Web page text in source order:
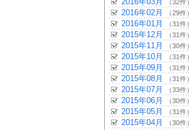
（32件）
2016年02月 （29件）
2016年01月 （31件）
2015年12月 （31件）
2015年11月 （30件）
2015年10月 （31件）
2015年09月 （31件）
2015年08月 （31件）
2015年07月 （33件）
2015年06月 （30件）
2015年05月 （31件）
2015年04月 （30件）